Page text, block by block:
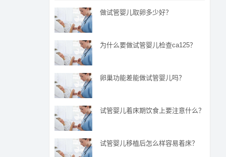
做试管婴儿取卵多少好？
为什么要做试管婴儿检查ca125？
卵巢功能差能做试管婴儿吗？
试管婴儿着床期饮食上要注意什么？
试管婴儿移植后怎么样容易着床？